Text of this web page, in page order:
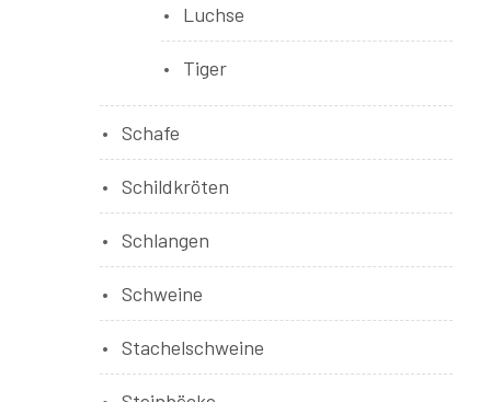
Luchse
Tiger
Schafe
Schildkröten
Schlangen
Schweine
Stachelschweine